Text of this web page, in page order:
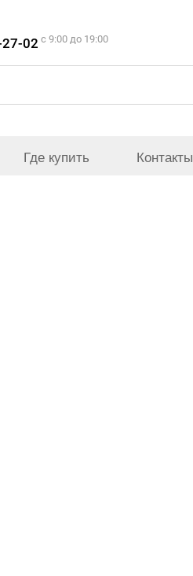
02 c 9:00 до 19:00
Где купить Контакты